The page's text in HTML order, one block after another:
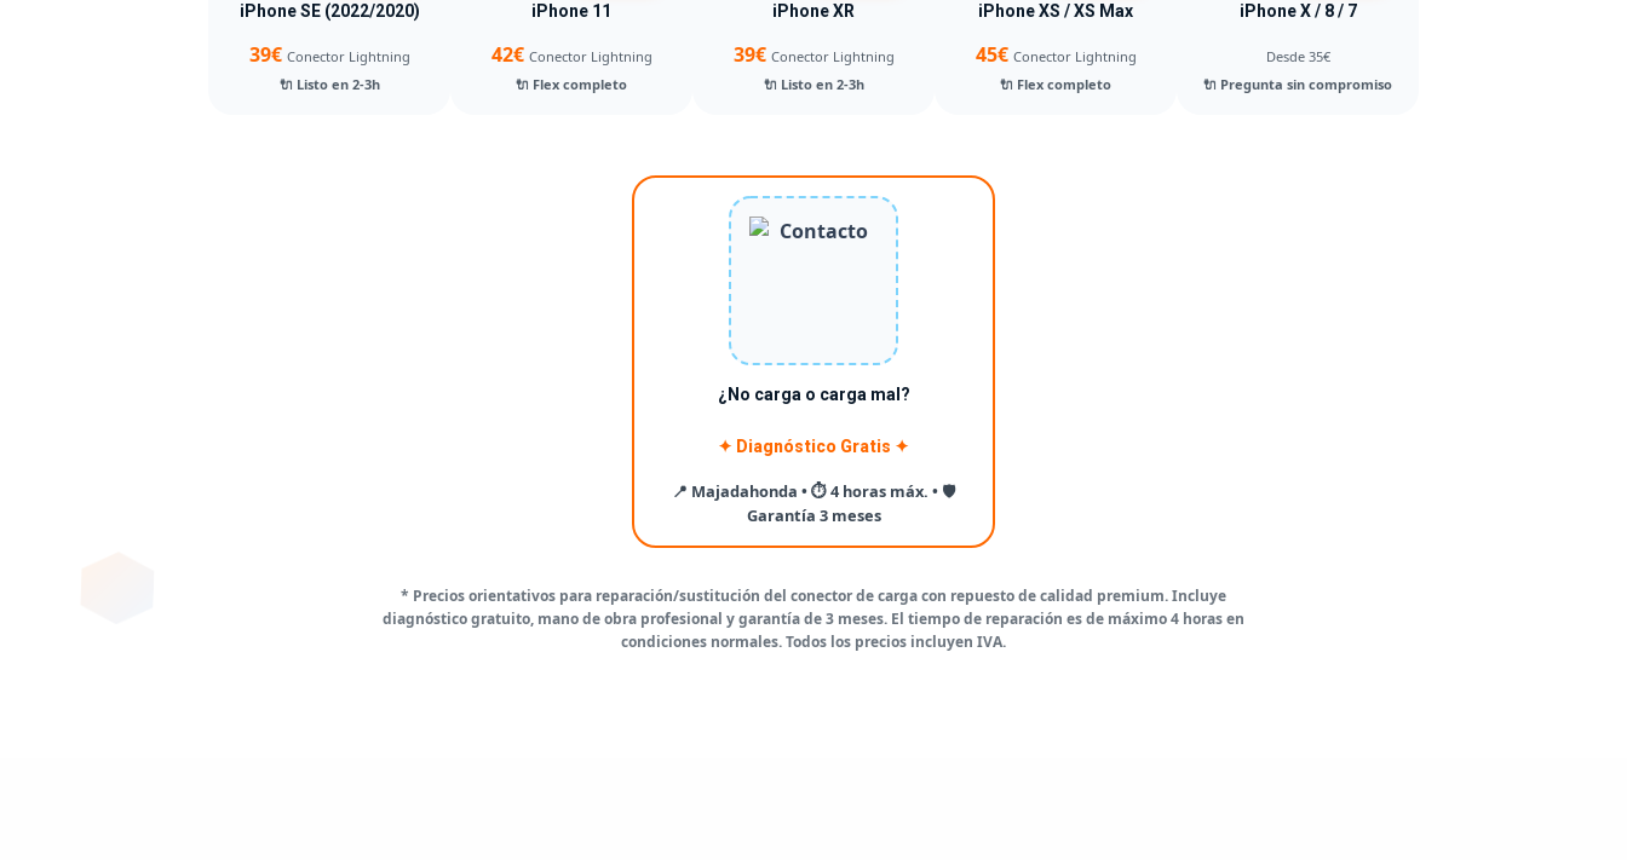
iPhone SE (2022/2020)
39€ Conector Lightning
🔌 Listo en 2-3h
iPhone 11
42€ Conector Lightning
🔌 Flex completo
iPhone XR
39€ Conector Lightning
🔌 Listo en 2-3h
iPhone XS / XS Max
45€ Conector Lightning
🔌 Flex completo
iPhone X / 8 / 7
Desde 35€
🔌 Pregunta sin compromiso
¿No carga o carga mal?
✦ Diagnóstico Gratis ✦
📍 Majadahonda • ⏱️ 4 horas máx. • 🛡️
Garantía 3 meses
* Precios orientativos para reparación/sustitución del conector de carga con repuesto de calidad premium. Incluye
diagnóstico gratuito, mano de obra profesional y garantía de 3 meses. El tiempo de reparación es de máximo 4 horas en
condiciones normales. Todos los precios incluyen IVA.